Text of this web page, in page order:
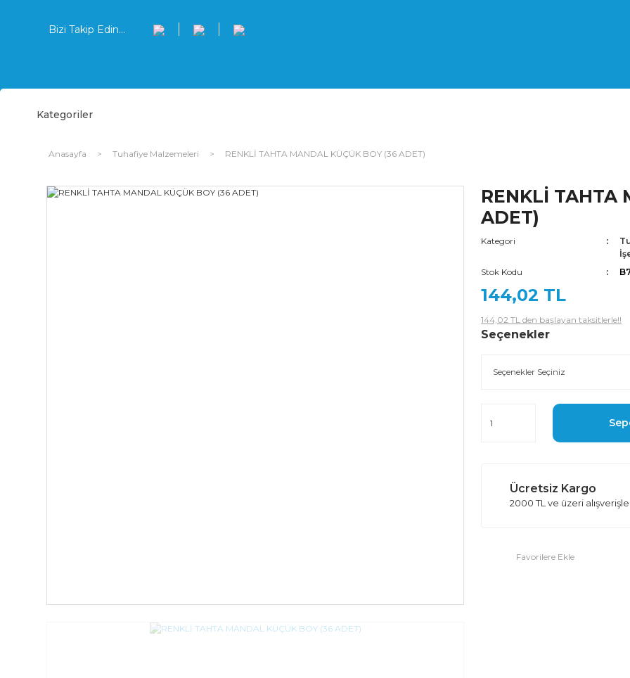
Bizi Takip Edin...
Kategoriler
Anasayfa Tuhafiye Malzemeleri RENKLİ TAHTA MANDAL KÜÇÜK BOY (36 ADET)
RENKLİ TAHTA
ADET)
Kategori
Stok Kodu
144,02 TL
144,02 TL den başlayan taksitlerle!!
Seçenekler
Ücretsiz Kargo
2000 TL ve üzeri